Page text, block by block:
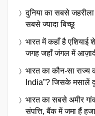
दुनिया का सबसे
सबसे ज्यादा बिच्छू
भारत में कहाँ है एशियाई
जगह जहाँ जंगल में
भारत का कौन-सा
India”? जिसके मसालें
भारत का सबसे अमीर
संपत्ति, बैंक में जमा हैं